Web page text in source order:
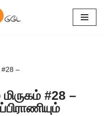
#28 –
#28 –